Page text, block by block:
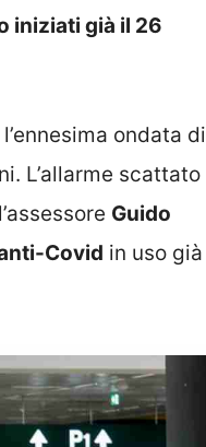
iniziati già il 26
ondata di
L’allarme scattato
Guido
Covid in uso già